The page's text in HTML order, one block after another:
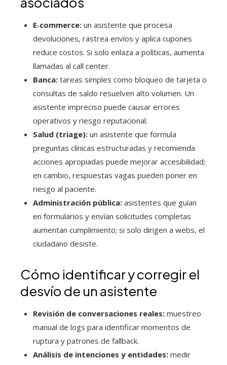
E‑commerce: un asistente que procesa
devoluciones, rastrea envíos y aplica cupones
reduce costos. Si solo enlaza a políticas, aumenta
llamadas al call center.
Banca: tareas simples como bloqueo de tarjeta o
consultas de saldo resuelven alto volumen. Un
asistente impreciso puede causar errores
operativos y riesgo reputacional.
Salud (triage): un asistente que formula
preguntas clínicas estructuradas y recomienda
acciones apropiadas puede mejorar accesibilidad;
en cambio, respuestas vagas pueden poner en
riesgo al paciente.
Administración pública: asistentes que guían
en formularios y envían solicitudes completas
aumentan cumplimiento; si solo dirigen a webs, el
ciudadano desiste.
Cómo identificar y corregir el
desvío de un asistente
Revisión de conversaciones reales: muestreo
manual de logs para identificar momentos de
ruptura y patrones de fallback.
Análisis de intenciones y entidades: medir